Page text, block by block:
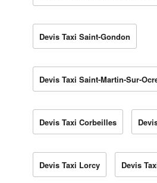
Devis Taxi Saint-Gondon
Devis Taxi Saint-Martin-Sur-
Devis Taxi Corbeilles
Devis Taxi Lorcy Devis